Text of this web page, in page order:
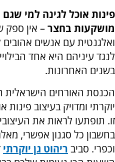
פינות אוכל לגינה למי
מושקעות בחצר– אין ספק
ואלגנטית עם אנשים
לנגד עיניהם היא אחד
בשנים האחרונות.
הכנסת האורחים
יוקרתי ומדויק בעיצוב
זו. תופתעו לראות את
בחשבון כל סגנון אפשרי,
וכפרי. סביב ריהוט גן יוקרתי